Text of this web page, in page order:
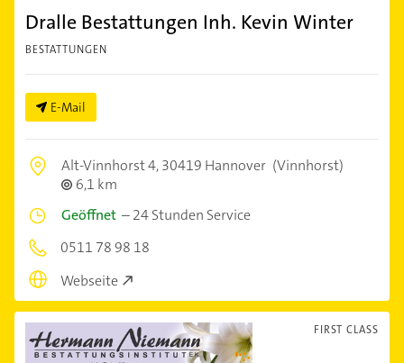
Dralle Bestattungen Inh. Kevin Winter
BESTATTUNGEN
E-Mail
Alt-Vinnhorst 4,30419 Hannover (Vinnhorst)
6,1 km
Geöffnet –24 Stunden Service
0511 78 98 18
Webseite
FIRST CLASS